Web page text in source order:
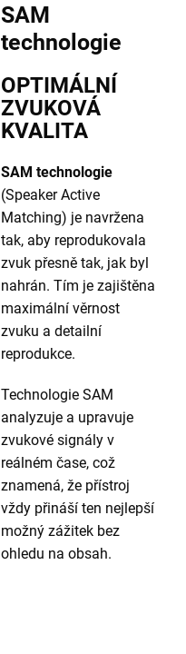
SAM
technologie
OPTIMÁLNÍ
ZVUKOVÁ
KVALITA
SAM technologie
(Speaker Active
Matching) je navržena
tak, aby reprodukovala
zvuk přesně tak, jak byl
nahrán. Tím je zajištěna
maximální věrnost
zvuku a detailní
reprodukce.
Technologie SAM
analyzuje a upravuje
zvukové signály v
reálném čase, což
znamená, že přístroj
vždy přináší ten nejlepší
možný zážitek bez
ohledu na obsah.